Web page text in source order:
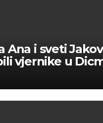
Ana i sveti Jakov
vjernike u
župu